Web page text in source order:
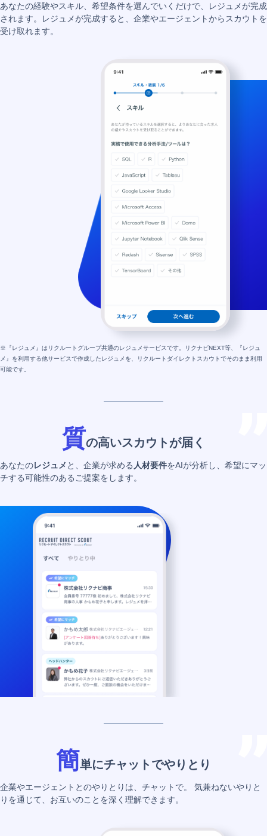
あなたの経験やスキル、希望条件を選んでいくだけで、レジュメが完成
されます。レジュメが完成すると、企業やエージェントからスカウトを
受け取れます。
※『レジュメ』はリクルートグループ共通のレジュメサービスです。リクナビNEXT等、『レジュ
メ』を利用する他サービスで作成したレジュメを、リクルートダイレクトスカウトでそのまま利用
可能です。
質の高いスカウトが届く
あなたのレジュメ と、企業が求める 人材要件をAIが分析し、希望にマッ
チする可能性のあるご提案をします。
簡単にチャットでやりとり
企業やエージェントとのやりとりは、チャットで。
気兼ねないやりと
りを通じて、お互いのことを深く理解できます。